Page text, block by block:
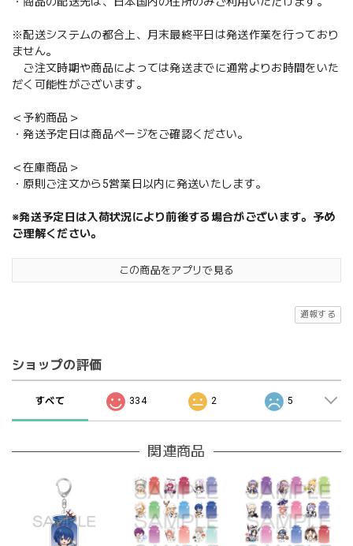
※配送システムの都合上、月末最終平日は発送作業を行っており
ません。
ご注文時期や商品によっては発送までに通常よりお時間をいた
だく可能性がございます。
＜予約商品＞
・発送予定日は商品ページをご確認ください。
＜在庫商品＞
・原則ご注文から5営業日以内に発送いたします。
※発送予定日は入荷状況により前後する場合がございます。予め
ご理解ください。
この商品をアプリで見る
通報する
ショップの評価
すべて 334 2 5
関連商品